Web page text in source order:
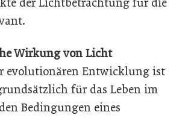
Wirkung von Licht
evolutionären Entwicklung ist
für das Leben im
Bedingungen eines